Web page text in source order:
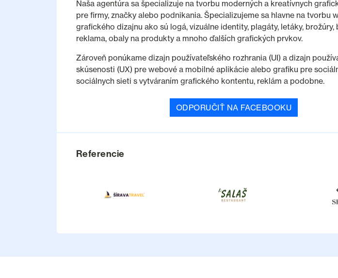
Naša agentúra sa špecializuje na tvorbu moderných a kreatívnych
pre firmy, značky alebo podnikania. Špecializujeme sa hlavne na tvorbu
grafického dizajnu ako sú logá, vizuálne identity, plagáty, letáky, brožúry,
reklama, obaly na produkty a mnoho ďalších grafických prvkov.
Zároveň ponúkame dizajn používateľského rozhrania (UI) a dizajn
skúsenosti (UX) pre webové a mobilné aplikácie alebo grafiku pre
sociálnych sieti s vytváraním grafického kontentu, reklám a podobne.
ODPORUČIŤ NA FACEBOOKU
Referencie